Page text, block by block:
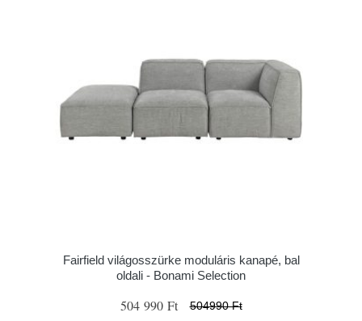
Fairfield világosszürke moduláris kanapé, bal
oldali - Bonami Selection
504 990 Ft 504990 Ft